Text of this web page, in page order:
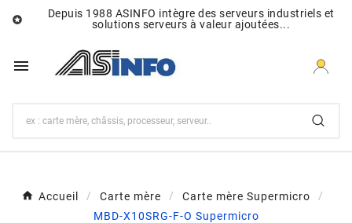

Depuis 1988 ASINFO intègre des serveurs industriels et
solutions serveurs à valeur ajoutées...

Accueil Carte mère
Carte mère Supermicro
MBD-X10SRG-F-O Supermicro